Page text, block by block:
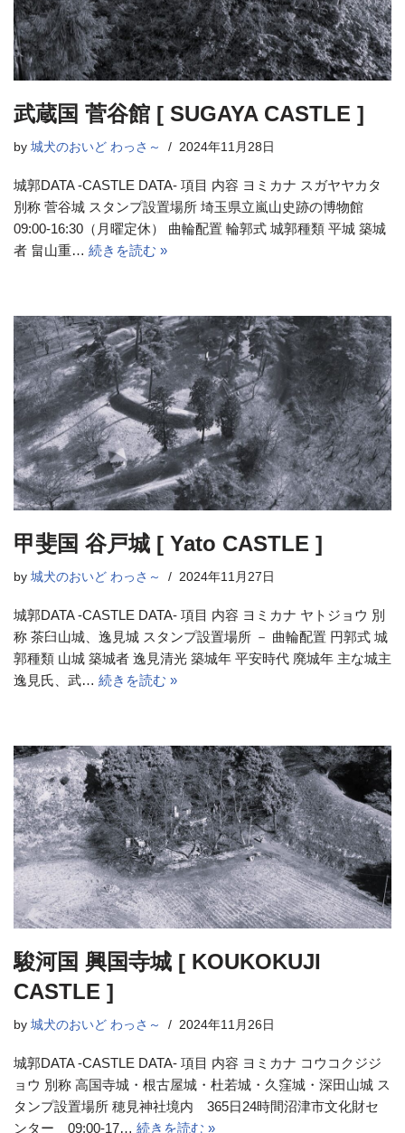
武蔵国 菅谷館 [ SUGAYA CASTLE ]
by 城犬のおいど わっさ～ 2024年11月28日
城郭DATA -CASTLE DATA- 項目 内容 ヨミカナ スガヤヤカタ
別称 菅谷城 スタンプ設置場所 埼玉県立嵐山史跡の博物館
09:00-16:30（月曜定休） 曲輪配置 輪郭式 城郭種類 平城 築城
者 畠山重… 続きを読む »
甲斐国 谷戸城 [ Yato CASTLE ]
by 城犬のおいど わっさ～ 2024年11月27日
城郭DATA -CASTLE DATA- 項目 内容 ヨミカナ ヤトジョウ 別
称 茶臼山城、逸見城 スタンプ設置場所 － 曲輪配置 円郭式 城
郭種類 山城 築城者 逸見清光 築城年 平安時代 廃城年 主な城主
逸見氏、武… 続きを読む »
駿河国 興国寺城 [ KOUKOKUJI
CASTLE ]
by 城犬のおいど わっさ～ 2024年11月26日
城郭DATA -CASTLE DATA- 項目 内容 ヨミカナ コウコクジジ
ョウ 別称 高国寺城・根古屋城・杜若城・久窪城・深田山城 ス
タンプ設置場所 穂見神社境内 365日24時間沼津市文化財セ
ンター 09:00-17… 続きを読む »